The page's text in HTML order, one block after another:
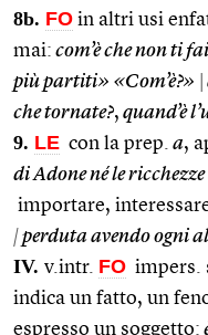
8b. FO in altri usi
mai: com’è che non ti
più partiti» «Com’è?»
che tornate?, quand’è
9. LE con la prep. a,
di Adone né le
importare,
|perduta avendo ogni
IV. v.intr. FO impers.
indica un fatto, un
espresso un soggetto: